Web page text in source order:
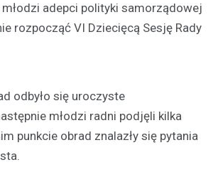
adepci polityki samorządowej
rozpocząć VI Dziecięcą Sesję Rady
odbyło się uroczyste
młodzi radni podjęli kilka
punkcie obrad znalazły się pytania